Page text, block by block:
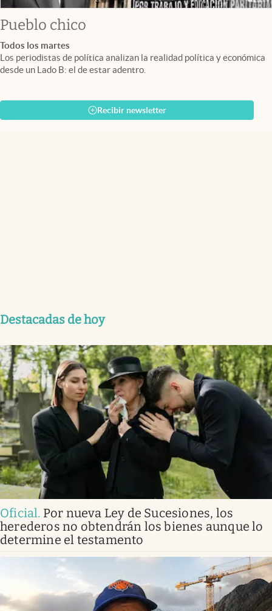
Pueblo chico
Todos los martes
Los periodistas de política analizan la realidad política y económica
desde un Lado B: el de estar adentro.
Recibir newsletter
Destacadas de hoy
Oficial. Por nueva Ley de Sucesiones, los
herederos no obtendrán los bienes aunque lo
determine el testamento